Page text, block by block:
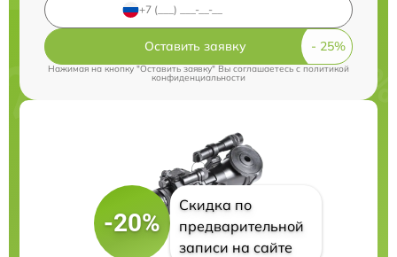
Оставить заявку
Нажимая на кнопку "Оставить заявку" Вы соглашаетесь cполитикой
конфиденциальности
-20%
Скидка по
предварительной
записи на сайте